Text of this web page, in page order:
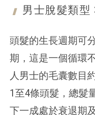
男士脫髮類型
頭髮的生長週期可
期，這是一個循環
人男士的毛囊數目
1至4條頭髮，總髮
下一成處於衰退期